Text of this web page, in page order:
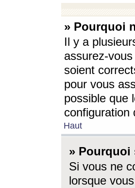
» Pourquoi
Il y a
assurez-
soient
pour vous
possible que
configuration
Haut
» Pourquoi
Si vous ne
lorsque